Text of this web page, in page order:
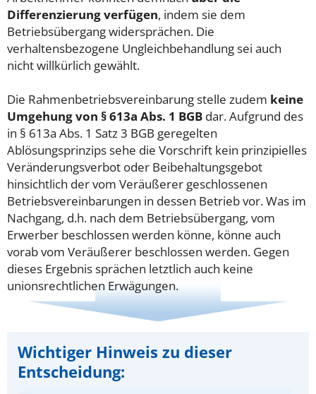
Differenzierung verfügen, indem sie dem
Betriebsübergang widersprächen. Die
verhaltensbezogene Ungleichbehandlung sei auch
nicht willkürlich gewählt.
Die Rahmenbetriebsvereinbarung stelle zudem keine
Umgehung von § 613a Abs. 1 BGB dar. Aufgrund des
in § 613a Abs. 1 Satz 3 BGB geregelten
Ablösungsprinzips sehe die Vorschrift kein prinzipielles
Veränderungsverbot oder Beibehaltungsgebot
hinsichtlich der vom Veräußerer geschlossenen
Betriebsvereinbarungen in dessen Betrieb vor. Was im
Nachgang, d.h. nach dem Betriebsübergang, vom
Erwerber beschlossen werden könne, könne auch
vorab vom Veräußerer beschlossen werden. Gegen
dieses Ergebnis sprächen letztlich auch keine
unionsrechtlichen Erwägungen.
Wichtiger Hinweis zu dieser
Entscheidung: